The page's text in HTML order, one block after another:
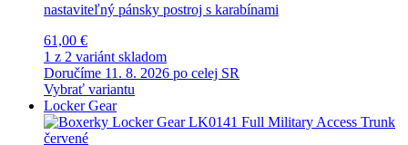
nastaviteľný pánsky postroj s karabínami
61,00 €
1 z 2 variánt skladom
Doručíme 11. 8. 2026 po celej SR
Vybrať variantu
Locker Gear